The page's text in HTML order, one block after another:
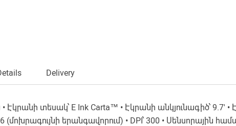
Delivery
Էկրանի տեսակ՝ E Ink Carta™ • Էկրանի անկյունագիծ՝ 9.7'
(մոխրագույնի երանգավորում) • DPI՝ 300 • Սենսորային